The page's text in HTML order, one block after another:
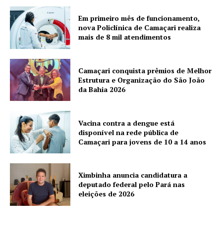
Em primeiro mês de funcionamento,
nova Policlínica de Camaçari realiza
mais de 8 mil atendimentos
Camaçari conquista prêmios de Melhor
Estrutura e Organização do São João
da Bahia 2026
Vacina contra a dengue está
disponível na rede pública de
Camaçari para jovens de 10 a 14 anos
Ximbinha anuncia candidatura a
deputado federal pelo Pará nas
eleições de 2026